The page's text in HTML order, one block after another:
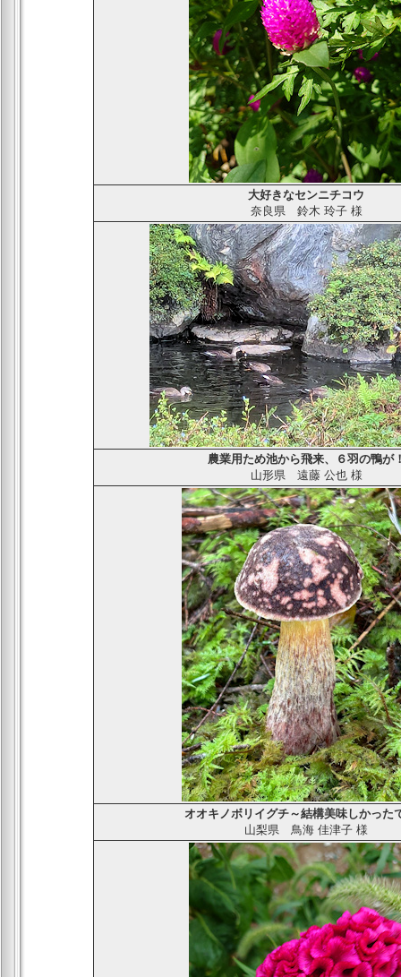
大好きなセンニチコウ
奈良県鈴木 玲子 様
農業用ため池から飛来、６羽の鴨が
山形県遠藤 公也 様
オオキノボリイグチ～結構美味しかった
山梨県 鳥海 佳津子 様